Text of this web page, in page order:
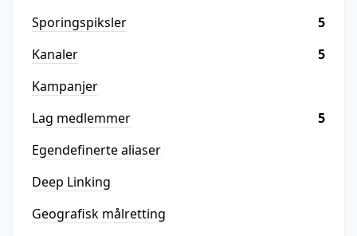
Sporingspiksler
5
Kanaler
5
Kampanjer
Lag medlemmer
5
Egendefinerte aliaser
Deep Linking
Geografisk målretting